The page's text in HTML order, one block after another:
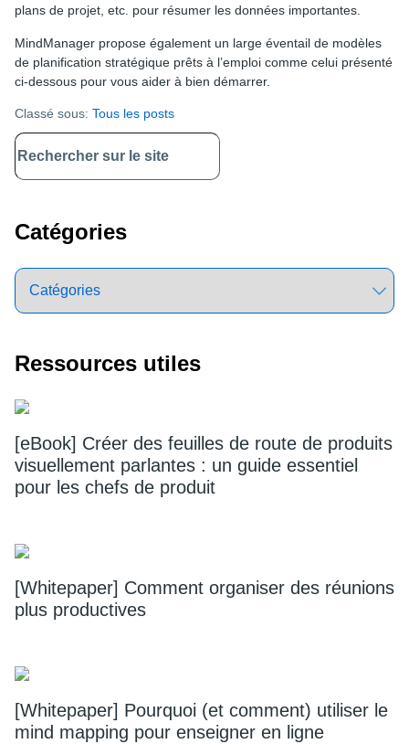
plans de projet, etc. pour résumer les données importantes.
MindManager propose également un large éventail de modèles
de planification stratégique prêts à l’emploi comme celui présenté
ci-dessous pour vous aider à bien démarrer.
Classé sous: Tous les posts
Primary
Sidebar
Catégories
Ressources utiles
[eBook] Créer des feuilles de route de produits
visuellement parlantes : un guide essentiel
pour les chefs de produit
[Whitepaper] Comment organiser des réunions
plus productives
[Whitepaper] Pourquoi (et comment) utiliser le
mind mapping pour enseigner en ligne